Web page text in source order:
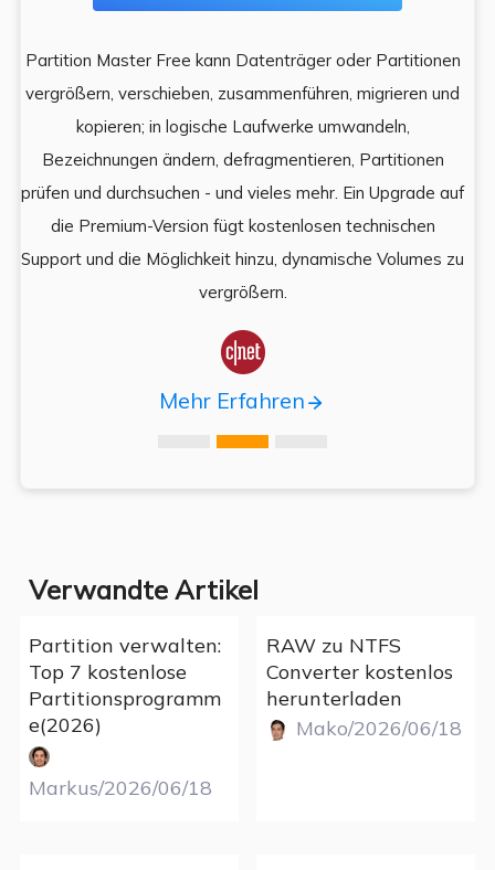
Partition Master Free kann Datenträger oder Partitionen
vergrößern, verschieben, zusammenführen, migrieren und
kopieren; in logische Laufwerke umwandeln,
Bezeichnungen ändern, defragmentieren, Partitionen
prüfen und durchsuchen - und vieles mehr. Ein Upgrade auf
die Premium-Version fügt kostenlosen technischen
Support und die Möglichkeit hinzu, dynamische Volumes zu
vergrößern.

Mehr Erfahren
Verwandte Artikel
Partition verwalten:
Top 7 kostenlose
Partitionsprogramm
e(2026)
Markus/2026/06/18
RAW zu NTFS
Converter kostenlos
herunterladen
Mako/2026/06/18